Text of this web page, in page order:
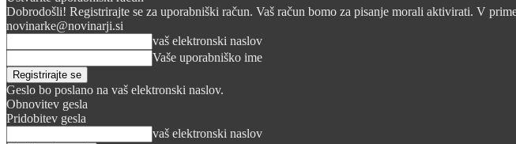
Dobrodošli! Registrirajte se za uporabniški račun. Vaš račun bomo za pisanje morali aktivirati. V
novinarke@novinarji.si
vaš elektronski naslov
Vaše uporabniško ime
Geslo bo poslano na vaš elektronski naslov.
Obnovitev gesla
Pridobitev gesla
vaš elektronski naslov